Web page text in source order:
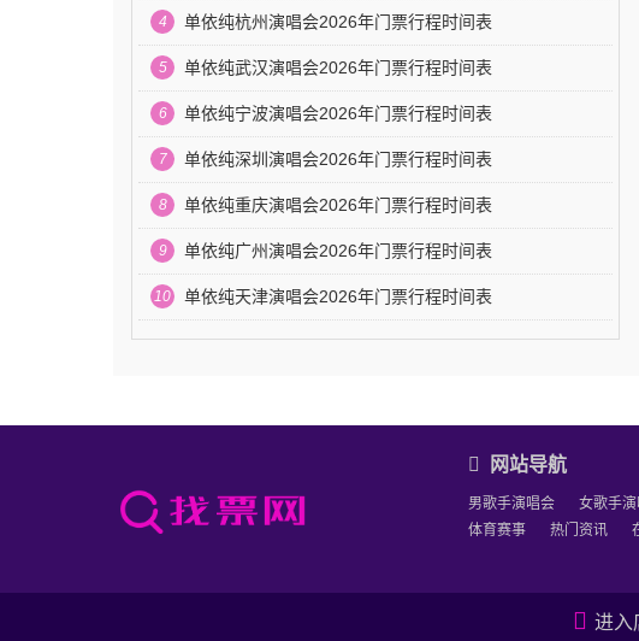
4 单依纯杭州演唱会2026年门票行程时间表
5 单依纯武汉演唱会2026年门票行程时间表
6 单依纯宁波演唱会2026年门票行程时间表
7 单依纯深圳演唱会2026年门票行程时间表
8 单依纯重庆演唱会2026年门票行程时间表
9 单依纯广州演唱会2026年门票行程时间表
10 单依纯天津演唱会2026年门票行程时间表
网站导航
男歌手演唱会 女歌手
体育赛事
热门资讯
进入